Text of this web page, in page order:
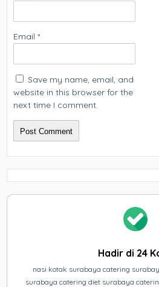
Email*
Save my name, email, and
website in this browser for the
next time I comment.
Hadir di 24
nasi kotak surabaya catering
surabaya catering diet surabaya